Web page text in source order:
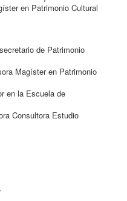
en Patrimonio Cultural
de Patrimonio
Magíster en Patrimonio
en la Escuela de
Consultora Estudio